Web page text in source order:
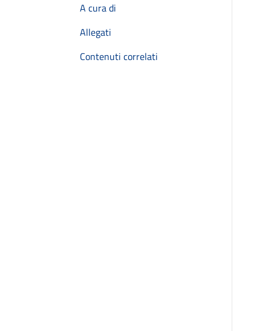
A cura di
Allegati
Contenuti correlati